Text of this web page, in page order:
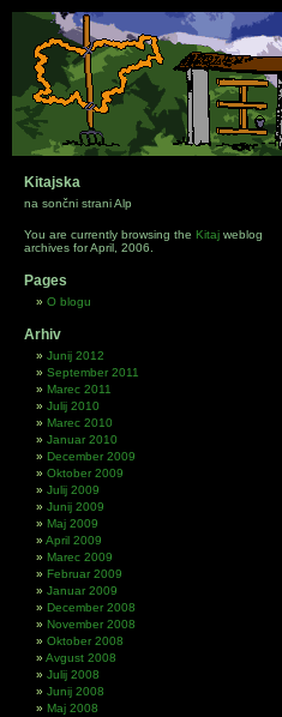
Kitajska
na sončni strani Alp
You are currently browsing the Kitaj weblog
archives for April, 2006.
Pages
O blogu
Arhiv
Junij 2012
September 2011
Marec 2011
Julij 2010
Marec 2010
Januar 2010
December 2009
Oktober 2009
Julij 2009
Junij 2009
Maj 2009
April 2009
Marec 2009
Februar 2009
Januar 2009
December 2008
November 2008
Oktober 2008
Avgust 2008
Julij 2008
Junij 2008
Maj 2008